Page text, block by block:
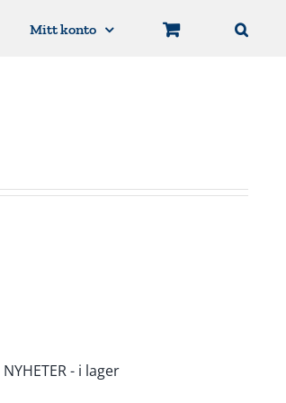
Mitt konto
NYHETER - i lager